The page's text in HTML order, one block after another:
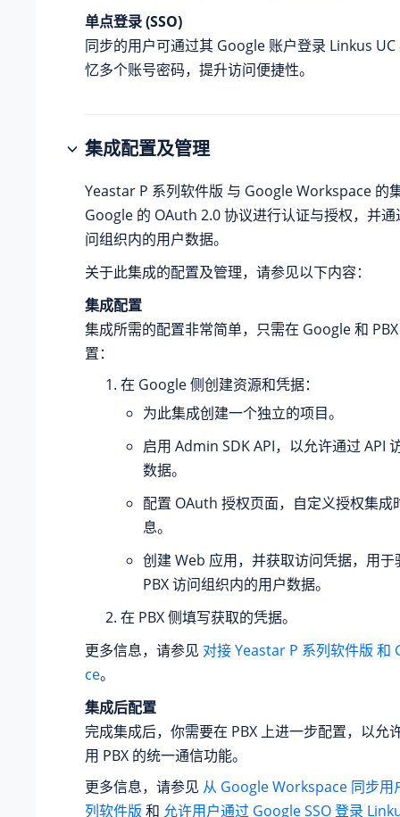
单点登录 (SSO)
同步的用户可通过其 Google 账户登录 Linkus
忆多个账号密码，提升访问便捷性。
集成配置及管理
Yeastar P 系列软件版 与 Google Workspace 的
Google 的 OAuth 2.0 协议进行认证与授权，并通
问组织内的用户数据。
关于此集成的配置及管理，请参见以下内容：
集成配置
集成所需的配置非常简单，只需在 Google 和
置：
在 Google 侧创建资源和凭据：
为此集成创建一个独立的项目。
启用 Admin SDK API，以允许通过 API
数据。
配置 OAuth 授权页面，自定义授权集成
息。
创建 Web 应用，并获取访问凭据，用
PBX 访问组织内的用户数据。
在 PBX 侧填写获取的凭据。
更多信息，请参见 对接 Yeastar P 系列软件版
ce。
集成后配置
完成集成后，你需要在 PBX 上进一步配置，以允
用 PBX 的统一通信功能。
更多信息，请参见 从 Google Workspace 同步用
列软件版 和 允许用户通过 Google SSO 登录